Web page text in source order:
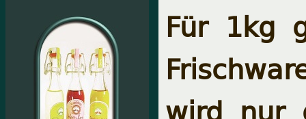
Für 1kg